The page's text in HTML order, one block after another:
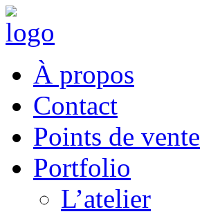
À propos
Contact
Points de vente
Portfolio
L’atelier